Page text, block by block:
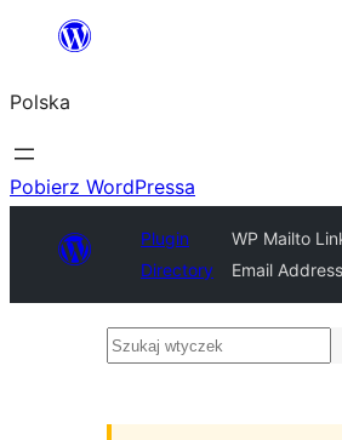
Przejdź
treści
Polska
Pobierz WordPressa
Plugin
Directory
WP Mailto
Email
Szukaj